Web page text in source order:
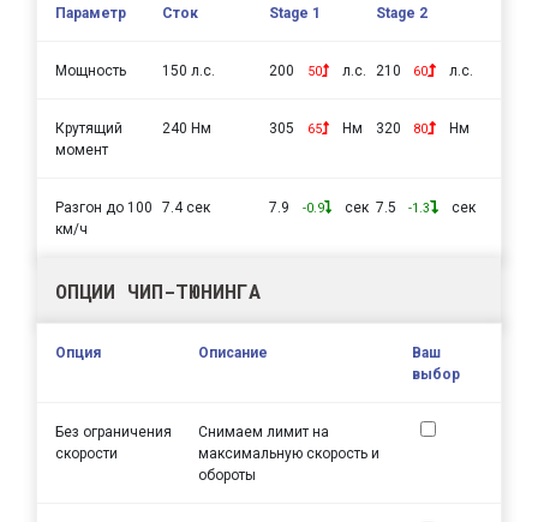
Параметр Сток Stage 1 Stage 2
Мощность 150 л.с. 200 50 л.с. 210 60 л.с.
Крутящий
момент
240 Нм 305 65 Нм 320 80 Нм
Разгон до 100
км/ч
7.4 сек 7.9 -0.9 сек 7.5 -1.3 сек
ОПЦИИ ЧИП-ТЮНИНГА
Опция Описание
Ваш
выбор
Без ограничения
скорости
Снимаем лимит на
максимальную скорость и
обороты